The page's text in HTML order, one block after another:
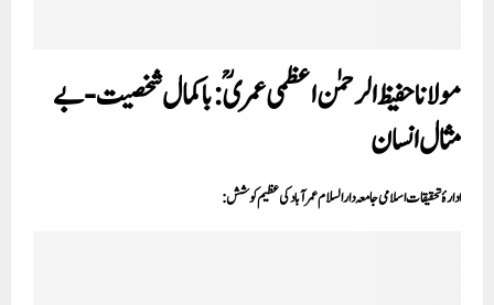
مولاناحفیظ الرحمٰن اعظمی عمریؒ: باکمال شخصیت-بے
مثال انسان
ادارۂ تحقیقات اسلامی جامعہ دارالسلام عمرآباد کی عظیم کوشش: